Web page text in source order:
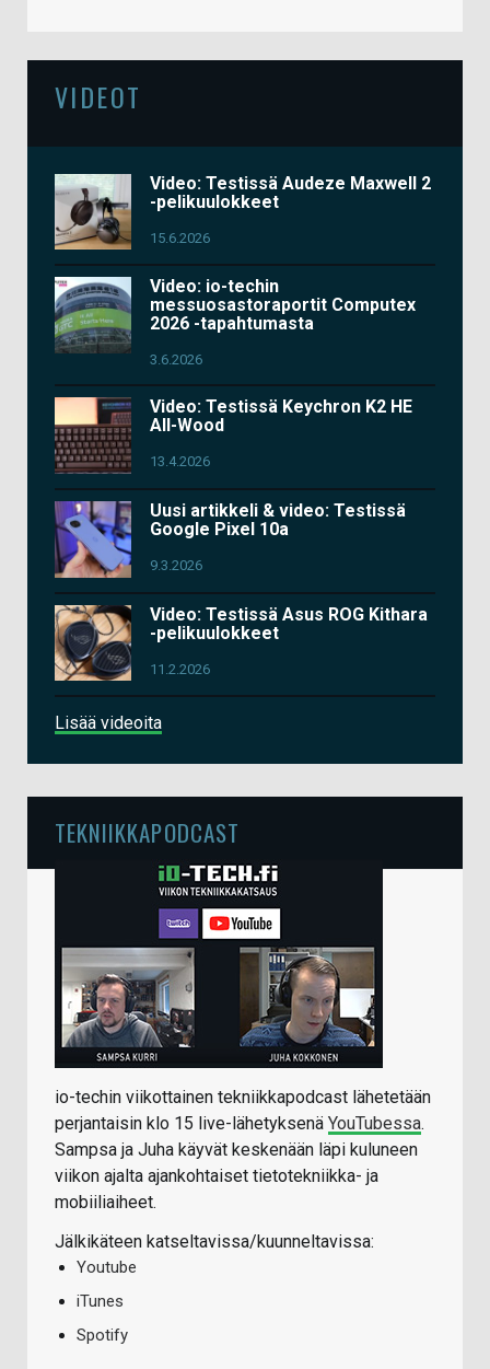
VIDEOT
Video: Testissä Audeze Maxwell 2
-pelikuulokkeet
15.6.2026
Video: io-techin
messuosastoraportit Computex
2026 -tapahtumasta
3.6.2026
Video: Testissä Keychron K2 HE
All-Wood
13.4.2026
Uusi artikkeli & video: Testissä
Google Pixel 10a
9.3.2026
Video: Testissä Asus ROG Kithara
-pelikuulokkeet
11.2.2026
Lisää videoita
TEKNIIKKAPODCAST
io-techin viikottainen tekniikkapodcast lähetetään
perjantaisin klo 15 live-lähetyksenä YouTubessa.
Sampsa ja Juha käyvät keskenään läpi kuluneen
viikon ajalta ajankohtaiset tietotekniikka- ja
mobiiliaiheet.
Jälkikäteen katseltavissa/kuunneltavissa:
Youtube
iTunes
Spotify